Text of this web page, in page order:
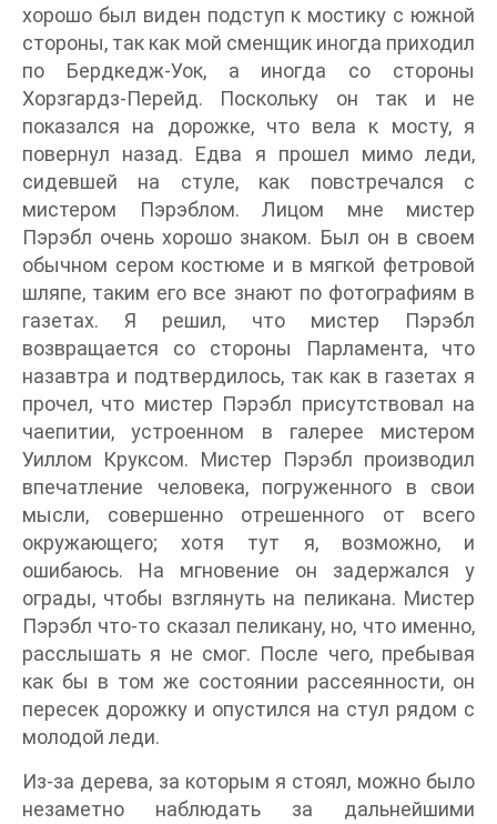
хорошо был виден подступ к мостику с южной
стороны, так как мой сменщик иногда приходил
по Бердкедж-Уок, а иногда со стороны
Хорзгардз-Перейд. Поскольку он так и не
показался на дорожке, что вела к мосту, я
повернул назад. Едва я прошел мимо леди,
сидевшей на стуле, как повстречался с
мистером Пэрэблом. Лицом мне мистер
Пэрэбл очень хорошо знаком. Был он в своем
обычном сером костюме и в мягкой фетровой
шляпе, таким его все знают по фотографиям в
газетах. Я решил, что мистер Пэрэбл
возвращается со стороны Парламента, что
назавтра и подтвердилось, так как в газетах я
прочел, что мистер Пэрэбл присутствовал на
чаепитии, устроенном в галерее мистером
Уиллом Круксом. Мистер Пэрэбл производил
впечатление человека, погруженного в свои
мысли, совершенно отрешенного от всего
окружающего; хотя тут я, возможно, и
ошибаюсь. На мгновение он задержался у
ограды, чтобы взглянуть на пеликана. Мистер
Пэрэбл что-то сказал пеликану, но, что именно,
расслышать я не смог. После чего, пребывая
как бы в том же состоянии рассеянности, он
пересек дорожку и опустился на стул рядом с
молодой леди.
Из-за дерева, за которым я стоял, можно было
незаметно наблюдать за дальнейшими